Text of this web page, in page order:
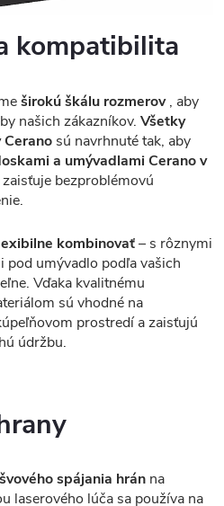
kompatibilita
širokú škálu rozmerov, aby
našich zákazníkov. Všetky
sú navrhnuté tak, aby
a umývadlami Cerano v
zaisťuje bezproblémovú
kombinovať– s rôznymi
pod umývadlo podľa vašich
Vďaka kvalitnému
sú vhodné na
prostredí a zaisťujú
údržbu.
spájania hrán na
laserového lúča sa používa na